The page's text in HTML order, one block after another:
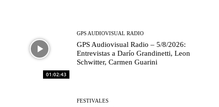
01:02:43
GPS AUDIOVISUAL RADIO
GPS Audiovisual Radio – 5/8/2026:
Entrevistas a Darío Grandinetti, Leon
Schwitter, Carmen Guarini
FESTIVALES